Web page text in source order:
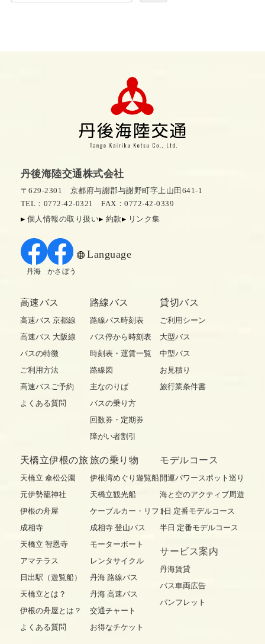
丹後海陸交通株式会社
〒629-2301 京都府与謝郡与謝野町字上山田641-1
TEL：0772-42-0321
FAX：0772-42-0339
個人情報の取り扱い
約款 リンク集
Language
丹海 かさぼう
高速バス
高速バス 京都線
高速バス 大阪線
バスの特徴
ご利用方法
高速バスご予約
よくある質問
路線バス
路線バス時刻表
バス停から時刻表
時刻表・運賃一覧
路線図
主なのりば
バスの乗り方
回数券・定期券
障がい者割引
貸切バス
ご利用シーン
大型バス
中型バス
お見積り
旅行業条件書
天橋立伊根の旅
天橋立 傘松公園
元伊勢籠神社
伊根の舟屋
成相寺
天橋立 智恩寺
アマテラス
日出駅（遊覧船）
天橋立とは？
伊根の舟屋とは？
よくある質問
旅の乗り物
伊根湾めぐり遊覧船
天橋立観光船
ケーブルカー・リフト
成相寺 登山バス
モーターボート
レンタサイクル
丹海 路線バス
丹海 高速バス
交通チャート
お得なチケット
モデルコース
開運パワースポット巡り
海と空のアクティブ周遊
1日 定番モデルコース
半日 定番モデルコース
サービス案内
丹海賃貸
バス車両広告
パンフレット